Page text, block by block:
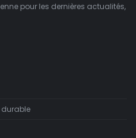
pour les dernières actualités,